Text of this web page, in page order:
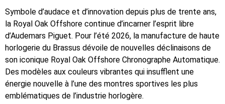
Symbole d’audace et d’innovation depuis plus de trente ans,
la Royal Oak Offshore continue d’incarner l’esprit libre
d’Audemars Piguet. Pour l’été 2026, la manufacture de haute
horlogerie du Brassus dévoile de nouvelles déclinaisons de
son iconique Royal Oak Offshore Chronographe Automatique.
Des modèles aux couleurs vibrantes qui insufflent une
énergie nouvelle à l’une des montres sportives les plus
emblématiques de l’industrie horlogère.